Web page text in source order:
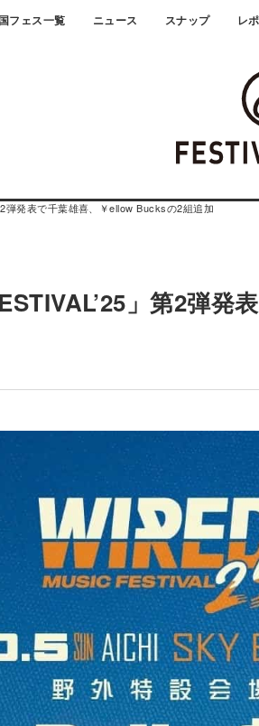
フェス一覧 ニュース スナップ レ
弾発表で千葉雄喜、￥ellow Bucksの2組追加
」第2弾発